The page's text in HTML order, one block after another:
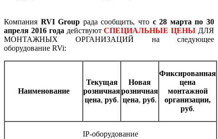
Компания RVI Group рада сообщить, что с 28 марта по 30
апреля 2016 года действуютСПЕЦИАЛЬНЫЕ ЦЕНЫ ДЛЯ
МОНТАЖНЫХ ОРГАНИЗАЦИЙ на следующее
оборудование RVi:
Наименование
Текущая
розничная
цена, руб.
Новая
розничная
цена, руб.
Фиксированная
цена
монтажной
организации,
руб.
IP-оборудование